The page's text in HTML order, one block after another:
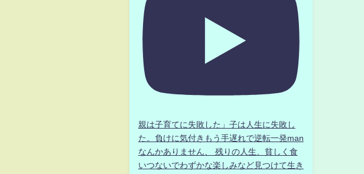
親は子育てに失敗した」子は人生に失敗し
た。負けに気付きもう手遅れで逆転一発man
なんかありません、 残りの人生、貧しく食
いつないでわずかな楽しみなど見つけて生き